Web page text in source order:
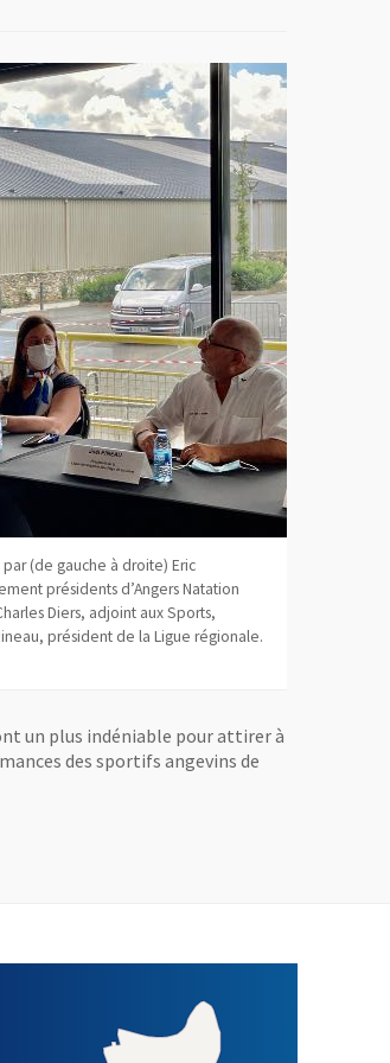
(de gauche à droite) Eric
présidents d’Angers Natation
Diers, adjoint aux Sports,
président de la Ligue régionale.
un plus indéniable pour attirer à
des sportifs angevins de